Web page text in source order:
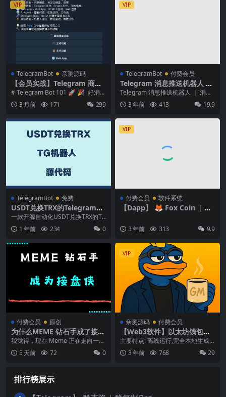
VIP
TelegramBot 亲测源码
【会员实战】Telegram 商业
化产品构建｜支付闭环｜AI A
gent 矩阵 ｜ 加密货币 ｜ 获
客引流 ｜ 官网 90% 核心功能
# Telegram Bot 101 🚀 🎉 好消
息！ 这个项目已经完整覆盖了...
3 月前 171 299
VIP
TelegramBot 付费会员
Telegram 消息推送机器人 ｜
消息推送 ｜ 🤖️
Telegram 消息推送机器人 ｜ 消息
推送 ｜ 🤖️ 建立 T...
3 年前 413 19.9
TelegramBot 免费
USDT兑换TRX的Telegram机
器人
一款开源自动化USDT兑换TRX的Te
legram机器人！ 项目简介 ...
1 年前 234 0
VIP
付费会员 软件系统
【Dapp】 🦊 Fox Coin ｜ME
3 年前 313 9.9
付费会员 原创
为什么MEME 钻石手成了接盘
侠？
我觉得，现在 Meme 正在走向一个
终点 市场越来越像 ICO 后期。 201
7... 5 天前 72 0
VIP
亲测源码 付费会员
【Web3软件】以太坊钱包批
量生成器｜批量创建私钥｜本
地离线安全版
主要特点: 离线运行,完全本地生成,
私钥在您的设备上,安全可靠。 一次
可以批量生...
3 年前 768 29
排行榜展示